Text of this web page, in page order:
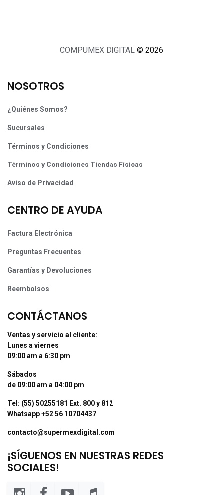
COMPUMEX DIGITAL © 2026
NOSOTROS
¿Quiénes Somos?
Sucursales
Términos y Condiciones
Términos y Condiciones Tiendas Físicas
Aviso de Privacidad
CENTRO DE AYUDA
Factura Electrónica
Preguntas Frecuentes
Garantías y Devoluciones
Reembolsos
CONTÁCTANOS
Ventas y servicio al cliente:
Lunes a viernes
09:00 am a 6:30 pm
Sábados
de 09:00 am a 04:00 pm
Tel: (55) 50255181 Ext. 800 y 812
Whatsapp +52 56 10704437
contacto@supermexdigital.com
¡SÍGUENOS EN NUESTRAS REDES
SOCIALES!